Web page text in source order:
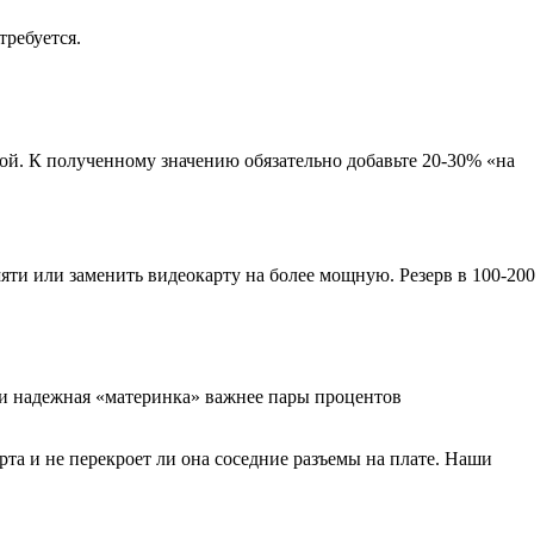
К полученному значению обязательно добавьте 20-30% «на
или заменить видеокарту на более мощную. Резерв в 100-200
надежная «материнка» важнее пары процентов
и не перекроет ли она соседние разъемы на плате. Наши